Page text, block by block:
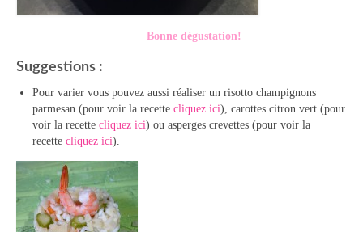
Bonne dégustation!
Suggestions :
Pour varier vous pouvez aussi réaliser un risotto champignons
parmesan (pour voir la recette cliquez ici), carottes citron vert (pour
voir la recette cliquez ici) ou asperges crevettes (pour voir la
recette cliquez ici).